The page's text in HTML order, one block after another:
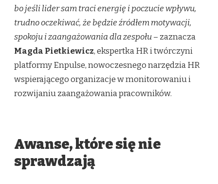
bo jeśli lider sam traci energię i poczucie wpływu,
trudno oczekiwać, że będzie źródłem motywacji,
spokoju i zaangażowania dla zespołu– zaznacza
Magda Pietkiewicz, ekspertka HR i twórczyni
platformy Enpulse, nowoczesnego narzędzia HR
wspierającego organizacje w monitorowaniu i
rozwijaniu zaangażowania pracowników.
Awanse, które się nie
sprawdzają